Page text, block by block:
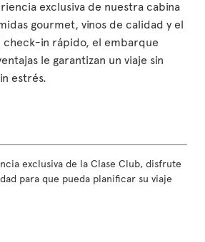
exclusiva de nuestra cabina
gourmet, vinos de calidad y el
check-in rápido, el embarque
le garantizan un viaje sin
estrés.
exclusiva de la Clase Club, disfrute
para que pueda planificar su viaje